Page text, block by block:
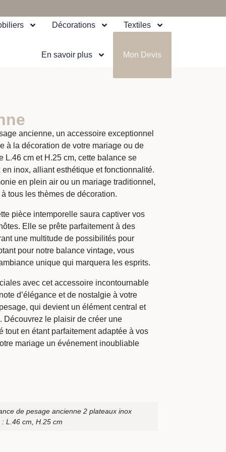
Décorations Textiles
En savoir plus Mon Devis
ancienne, un accessoire exceptionnel
à la décoration de votre mariage ou de
L.46 cm et H.25 cm, cette balance se
inox, alliant esthétique et fonctionnalité.
en plein air ou un mariage traditionnel,
tous les thèmes de décoration.
pièce intemporelle saura captiver vos
Elle se prête parfaitement à des
une multitude de possibilités pour
pour notre balance vintage, vous
unique qui marquera les esprits.
avec cet accessoire incontournable
d’élégance et de nostalgie à votre
qui devient un élément central et
Découvrez le plaisir de créer une
tout en étant parfaitement adaptée à vos
mariage un événement inoubliable
de pesage ancienne 2 plateaux inox
L.46 cm, H.25 cm